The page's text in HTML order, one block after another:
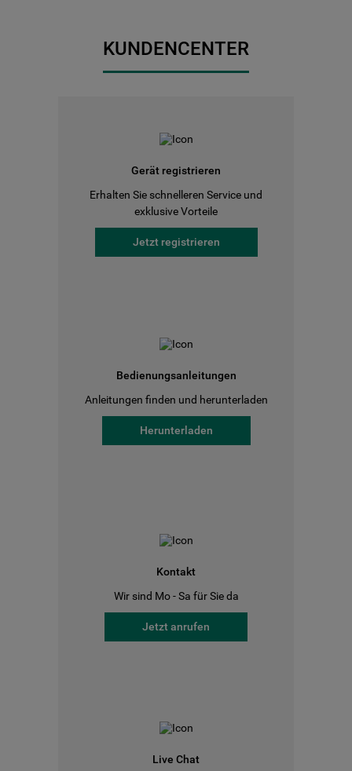
KUNDENCENTER
Gerät registrieren
Erhalten Sie schnelleren Service und
exklusive Vorteile
Jetzt registrieren
Bedienungsanleitungen
Anleitungen finden und herunterladen
Herunterladen
Kontakt
Wir sind Mo - Sa für Sie da
Jetzt anrufen
Live Chat